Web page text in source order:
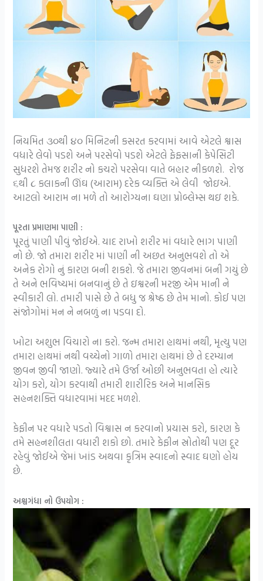
નિયમિત ૩૦થી ૪૦ મિનિટની કસરત કરવામાં આવે એટલે શ્વાસ
વધારે લેવો પડશે અને પરસેવો પડશે એટલે ફેફસાની કેપેસિટી
સુધરશે તેમજ શરીર નો કચરો પરસેવા વાતે બહાર નીકળશે. રોજ
૬થી ૮ કલાકની ઊંઘ (આરામ) દરેક વ્યક્તિ એ લેવી જોઇએ.
આટલો આરામ ના મળે તો આરોગ્યના ઘણા પ્રોબ્લેમ્સ થઇ શકે.
પૂરતા પ્રમાણમા પાણી :
પૂરતું પાણી પીવું જોઈએ. યાદ રાખો શરીર માં વધારે ભાગ પાણી
નો છે. જો તમારા શરીર માં પાણી ની અછત અનુભવશે તો એ
અનેક રોગો નું કારણ બની શકશે. જે તમારા જીવનમાં બની ગયું છે
તે અને ભવિષ્યમાં બનવાનું છે તે ઇશ્વરની મરજી એમ માની ને
સ્વીકારી લો. તમારી પાસે છે તે બધુ જ શ્રેષ્ઠ છે તેમ માનો. કોઈ પણ
સંજોગોમાં મન ને નબળું ના પડવા દો.
ખોટા અશુભ વિચારો ના કરો. જન્મ તમારા હાથમાં નથી, મૃત્યુ પણ
તમારા હાથમાં નથી વચ્ચેનો ગાળો તમારા હાથમાં છે તે દરમ્યાન
જીવન જીવી જાણો. જ્યારે તમે ઉર્જા ઓછી અનુભવતા હો ત્યારે
યોગ કરો, યોગ કરવાથી તમારી શારીરિક અને માનસિક
સહનશક્તિ વધારવામાં મદદ મળશે.
કેફીન પર વધારે પડતો વિશ્વાસ ન કરવાનો પ્રયાસ કરો, કારણ કે
તમે સહનશીલતા વધારી શકો છો. તમારે કેફીન સ્રોતોથી પણ દૂર
રહેવું જોઈએ જેમાં ખાંડ અથવા કૃત્રિમ સ્વાદનો સ્વાદ ઘણો હોય
છે.
અશ્વગંધા નો ઉપયોગ :